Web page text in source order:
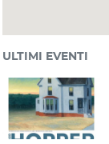
ULTIMI EVENTI